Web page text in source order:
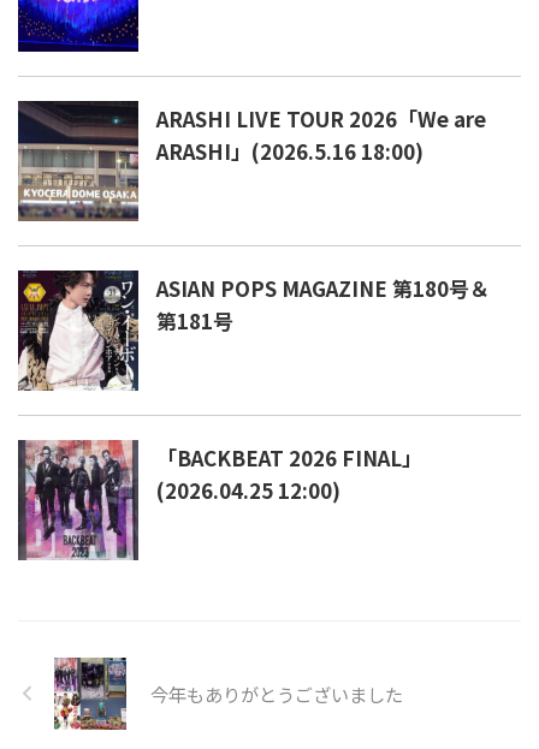
ARASHI LIVE TOUR 2026「We are
ARASHI」(2026.5.16 18:00)
ASIAN POPS MAGAZINE 第180号＆
第181号
「BACKBEAT 2026 FINAL」
(2026.04.25 12:00)
今年もありがとうございました